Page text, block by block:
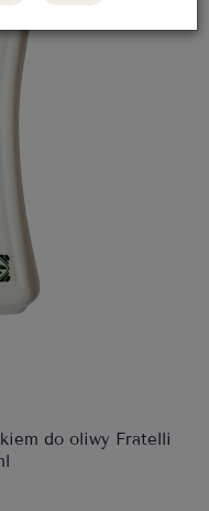
do oliwy Fratelli